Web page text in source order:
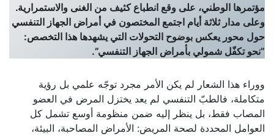
مؤتمرها الوطني، على وقع انطباع كثيف من الغنى والاستمرارية.
وعلى مدار ثلاثة أيام اجتمع المختصون في أمراض الجهاز التنفسي
حول محور يعكس بوضوح التحولات التي يشهدها هذا التخصص:
”نحو تكفّل شمولي بأمراض الجهاز التنفسي”.
ووراء هذا الشعار لم يكن الأمر مجرد توجّه علمي بل رؤية
متكاملة، فالطبّ التنفسي لم يعد يختزل المرض في العضو
المصاب فقط، بل ينظر إليه ضمن منظومة أوسع تشمل كل
العوامل المحددة لصحة المريض: الأمراض المصاحبة، البيئة،